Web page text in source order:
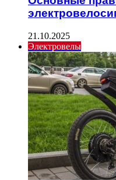
21.10.2025
Электровелы